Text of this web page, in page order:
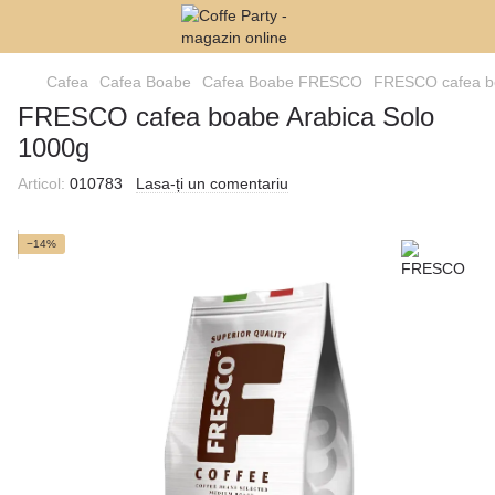
Cafea Cafea Boabe Cafea Boabe FRESCO FRESCO cafea
FRESCO cafea boabe Arabica Solo
1000g
Articol: 010783 Lasa-ți un comentariu
−14%